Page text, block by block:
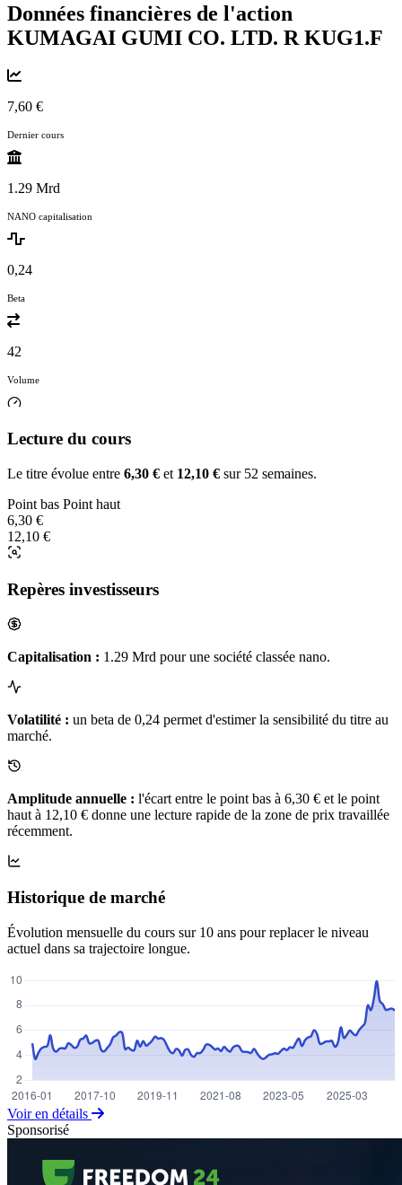
Données financières de l'action
KUMAGAI GUMI CO. LTD. R KUG1.F
7,60 €
Dernier cours
1.29 Mrd
NANO capitalisation
0,24
Beta
42
Volume
Lecture du cours
Le titre évolue entre 6,30 € et 12,10 € sur 52 semaines.
Point bas Point haut
6,30 €
12,10 €
Repères investisseurs
Capitalisation : 1.29 Mrd pour une société classée nano.
Volatilité : un beta de 0,24 permet d'estimer la sensibilité du titre au
marché.
Amplitude annuelle : l'écart entre le point bas à 6,30 € et le point
haut à 12,10 € donne une lecture rapide de la zone de prix travaillée
récemment.
Historique de marché
Évolution mensuelle du cours sur 10 ans pour replacer le niveau
actuel dans sa trajectoire longue.
Voir en détails
Sponsorisé